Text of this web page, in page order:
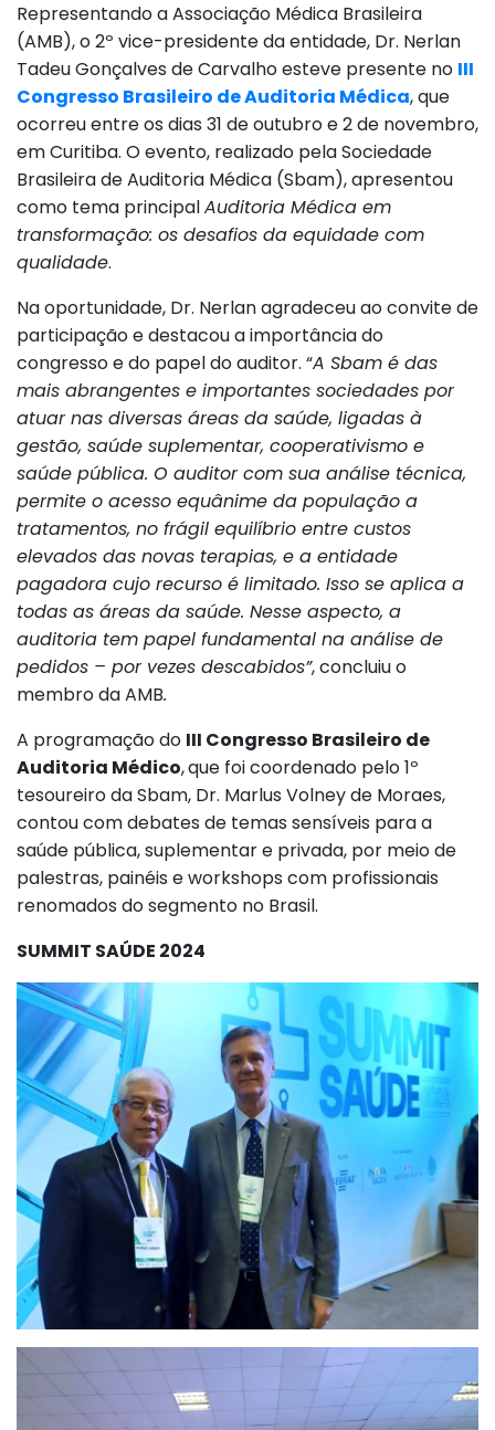
Representando a Associação Médica Brasileira
(AMB), o 2º vice-presidente da entidade, Dr. Nerlan
Tadeu Gonçalves de Carvalho esteve presente no III
Congresso Brasileiro de Auditoria Médica, que
ocorreu entre os dias 31 de outubro e 2 de novembro,
em Curitiba. O evento, realizado pela Sociedade
Brasileira de Auditoria Médica (Sbam), apresentou
como tema principalAuditoria Médica em
transformação: os desafios da equidade com
qualidade.
Na oportunidade, Dr. Nerlan agradeceu ao convite de
participação e destacou a importância do
congresso e do papel do auditor. “A Sbam é das
mais abrangentes e importantes sociedades por
atuar nas diversas áreas da saúde, ligadas à
gestão, saúde suplementar, cooperativismo e
saúde pública. O auditor com sua análise técnica,
permite o acesso equânime da população a
tratamentos, no frágil equilíbrio entre custos
elevados das novas terapias, e a entidade
pagadora cujo recurso é limitado. Isso se aplica a
todas as áreas da saúde. Nesse aspecto, a
auditoria tem papel fundamental na análise de
pedidos – por vezes descabidos”, concluiu o
membro da AMB.
A programação do III Congresso Brasileiro de
Auditoria Médico,que foi coordenado pelo 1º
tesoureiro da Sbam, Dr. Marlus Volney de Moraes,
contou com debates de temas sensíveis para a
saúde pública, suplementar e privada, por meio de
palestras, painéis e workshops com profissionais
renomados do segmento no Brasil.
SUMMIT SAÚDE 2024